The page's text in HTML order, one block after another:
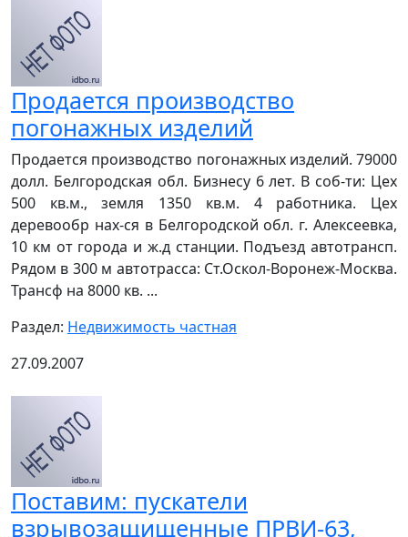
Продается производство
погонажных изделий
Продается производство погонажных изделий. 79000
долл. Белгородская обл. Бизнесу 6 лет. В соб-ти: Цех
500 кв.м., земля 1350 кв.м. 4 работника. Цех
деревообр нах-ся в Белгородской обл. г. Алексеевка,
10 км от города и ж.д станции. Подъезд автотрансп.
Рядом в 300 м автотрасса: Ст.Оскол-Воронеж-Москва.
Трансф на 8000 кв. ...
Раздел: Недвижимость частная
27.09.2007
Поставим: пускатели
взрывозащищенные ПРВИ-63,